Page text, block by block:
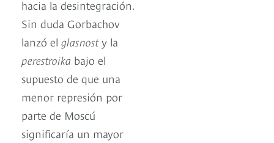
hacia la desintegración.
Sin duda Gorbachov
lanzó el glasnosty la
perestroika bajo el
supuesto de que una
menor represión por
parte de Moscú
significaría un mayor